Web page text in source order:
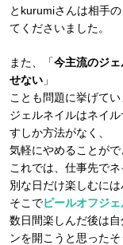
とkurumiさんは相手
てくださいました。
また、「今主流のジ
せない 」
ことも問題に挙げてい
ジェルネイルはネイ
すしか方法がなく、
気軽にやめることがで
これでは、仕事先で
別な日だけ楽しむに
そこでピールオフジェ
数日間楽しんだ後は
ンを開こうと思ったそ